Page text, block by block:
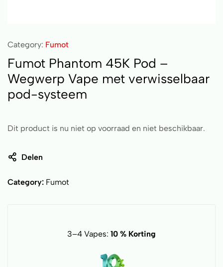
Category: Fumot
Fumot Phantom 45K Pod –
Wegwerp Vape met verwisselbaar
pod-systeem
Dit product is nu niet op voorraad en niet beschikbaar.
Delen
Category: Fumot
3–4 Vapes: 10 % Korting